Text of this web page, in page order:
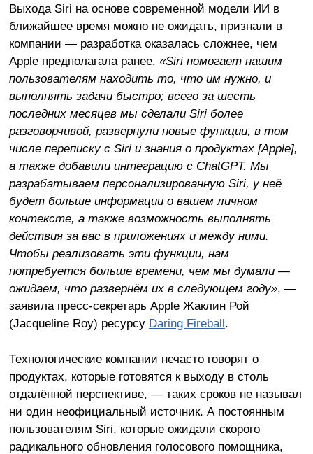
Выхода Siri на основе современной модели ИИ в
ближайшее время можно не ожидать, признали в
компании — разработка оказалась сложнее, чем
Apple предполагала ранее. «Siri помогает нашим
пользователям находить то, что им нужно, и
выполнять задачи быстро; всего за шесть
последних месяцев мы сделали Siri более
разговорчивой, развернули новые функции, в том
числе переписку с Siri и знания о продуктах [Apple],
а также добавили интеграцию с ChatGPT. Мы
разрабатываем персонализированную Siri, у неё
будет больше информации о вашем личном
контексте, а также возможность выполнять
действия за вас в приложениях и между ними.
Чтобы реализовать эти функции, нам
потребуется больше времени, чем мы думали —
ожидаем, что развернём их в следующем году», —
заявила пресс-секретарь Apple Жаклин Рой
(Jacqueline Roy) ресурсу Daring Fireball.
Технологические компании нечасто говорят о
продуктах, которые готовятся к выходу в столь
отдалённой перспективе, — таких сроков не называл
ни один неофициальный источник. А постоянным
пользователям Siri, которые ожидали скорого
радикального обновления голосового помощника,